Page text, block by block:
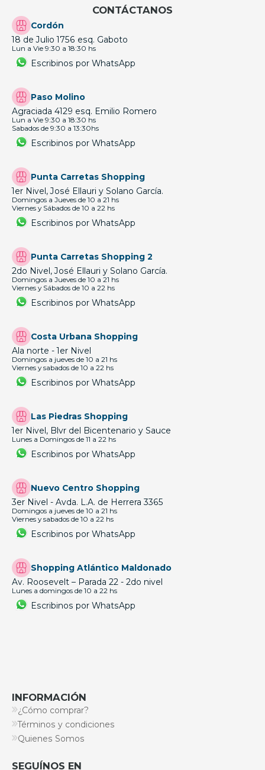
CONTÁCTANOS
Cordón
18 de Julio 1756 esq. Gaboto
Lun a Vie 9:30 a 18:30 hs
Escribinos por WhatsApp
Paso Molino
Agraciada 4129 esq. Emilio Romero
Lun a Vie 9:30 a 18:30 hs
Sabados de 9:30 a 13:30hs
Escribinos por WhatsApp
Punta Carretas Shopping
1er Nivel, José Ellauri y Solano García.
Domingos a Jueves de 10 a 21 hs
Viernes y Sábados de 10 a 22 hs
Escribinos por WhatsApp
Punta Carretas Shopping 2
2do Nivel, José Ellauri y Solano García.
Domingos a Jueves de 10 a 21 hs
Viernes y Sábados de 10 a 22 hs
Escribinos por WhatsApp
Costa Urbana Shopping
Ala norte - 1er Nivel
Domingos a jueves de 10 a 21 hs
Viernes y sabados de 10 a 22 hs
Escribinos por WhatsApp
Las Piedras Shopping
1er Nivel, Blvr del Bicentenario y Sauce
Lunes a Domingos de 11 a 22 hs
Escribinos por WhatsApp
Nuevo Centro Shopping
3er Nivel - Avda. L.A. de Herrera 3365
Domingos a jueves de 10 a 21 hs
Viernes y sabados de 10 a 22 hs
Escribinos por WhatsApp
Shopping Atlántico Maldonado
Av. Roosevelt – Parada 22 - 2do nivel
Lunes a domingos de 10 a 22 hs
Escribinos por WhatsApp
INFORMACIÓN
¿Cómo comprar?
Términos y condiciones
Quienes Somos
SEGUÍNOS EN